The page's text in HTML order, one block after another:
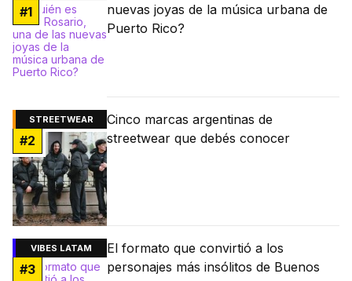
#1
nuevas joyas de la música urbana de
Puerto Rico?
STREETWEAR
#2
Cinco marcas argentinas de
streetwear que debés conocer
VIBES LATAM
#3
El formato que convirtió a los
personajes más insólitos de Buenos